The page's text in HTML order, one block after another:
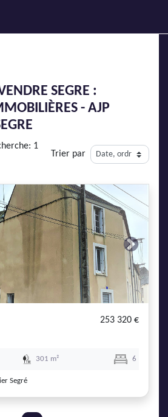
SEGRE :
- AJP
1
Trier par
Next
253 320 €
301 m² 6
Segré